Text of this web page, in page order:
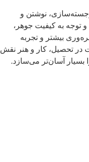
نوشتن و
توجه به کیفیت جوهر،
بیشتر و تجربه
در تحصیل، کار و هنر نقش
بسیار آسان‌تر می‌سازد.